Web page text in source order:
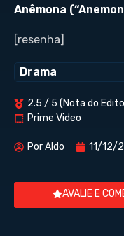
Anêmona
[resenha]
Drama
2.5 / 5 (Nota do
Prime Video
PorAldo 11/12/
AVALIE E